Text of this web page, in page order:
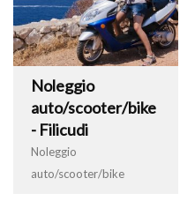
Noleggio
auto/scooter/bike
- Filicudi
Noleggio
auto/scooter/bike